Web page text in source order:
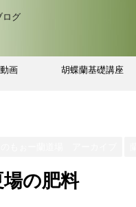
ログ
画 胡蝶蘭基礎講座
の肥料